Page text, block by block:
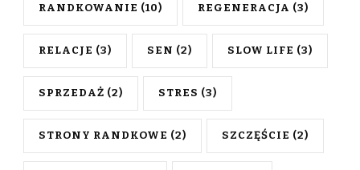
RANDKOWANIE (10) REGENERACJA (3)
RELACJE (3) SEN (2) SLOW LIFE (3)
SPRZEDAŻ (2) STRES (3)
STRONY RANDKOWE (2) SZCZĘŚCIE (2)